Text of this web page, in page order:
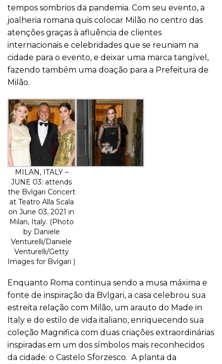
tempos sombrios da pandemia. Com seu evento, a
joalheria romana quis colocar Milão no centro das
atenções graças à afluência de clientes
internacionais e celebridades que se reuniam na
cidade para o evento, e deixar uma marca tangível,
fazendo também uma doação para a Prefeitura de
Milão.
MILAN, ITALY –
JUNE 03: attends
the Bvlgari Concert
at Teatro Alla Scala
on June 03, 2021 in
Milan, Italy. (Photo
by Daniele
Venturelli/Daniele
Venturelli/Getty
Images for Bvlgari )
Enquanto Roma continua sendo a musa máxima e
fonte de inspiração da Bvlgari, a casa celebrou sua
estreita relação com Milão, um arauto do Made in
Italy e do estilo de vida italiano, enriquecendo sua
coleção Magnifica com duas criações extraordinárias
inspiradas em um dos símbolos mais reconhecidos
da cidade: o Castelo Sforzesco. A planta da